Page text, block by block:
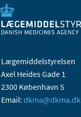
Lægemiddelstyrelsen
Axel Heides Gade 1
2300 København S
Email: dkma@dkma.dk